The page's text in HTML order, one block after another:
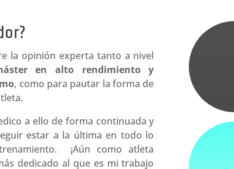
la opinión experta tanto a nivel
en alto rendimiento y
, como para pautar la forma de
a ello de forma continuada y
estar a la última en todo lo
¡Aún como atleta
dedicado al que es mi trabajo